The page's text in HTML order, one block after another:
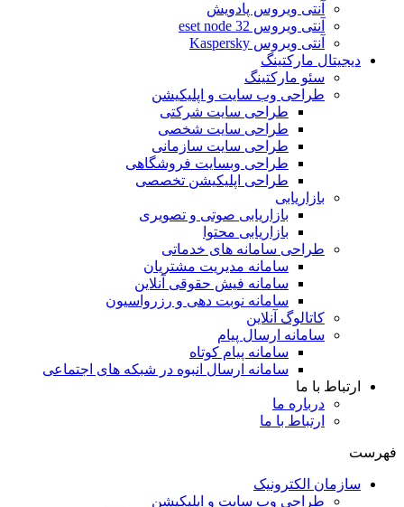
آنتی ویروس پادویش
آنتی ویروس 32 eset node
آنتی ویروس Kaspersky
دیجیتال مارکتینگ
سئو مارکتینگ
طراحی وب سایت و اپلیکیشن
طراحی سایت شرکتی
طراحی سایت شخصی
طراحی سایت سازمانی
طراحی وبسایت فروشگاهی
طراحی اپلیکیشن تخصصی
بازاریابی
بازاریابی صوتی و تصویری
بازاریابی محتوا
طراحی سامانه های خدماتی
سامانه مدیریت مشتریان
سامانه فیش حقوقی آنلاین
سامانه نوبت دهی و رزرواسیون
کاتالوگ آنلاین
سامانه ارسال پیام
سامانه پیام کوتاه
سامانه ارسال انبوه در شبکه های اجتماعی
ارتباط با ما
درباره ما
ارتباط با ما
سازمان الکترونیک
طراحی وب سایت و اپلیکیشن